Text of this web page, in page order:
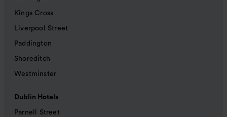
Kings Cross
Liverpool Street
Paddington
Shoreditch
Westminster
Dublin Hotels
Parnell Street